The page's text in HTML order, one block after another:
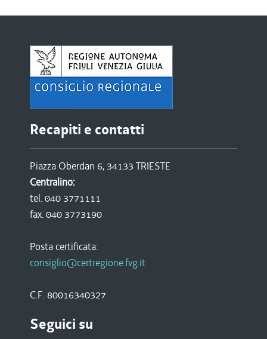
Recapiti e contatti
Piazza Oberdan 6, 34133 TRIESTE
Centralino:
tel. 040 3771111
fax. 040 3773190
Posta certificata:
consiglio@certregione.fvg.it
C.F. 80016340327
Seguici su